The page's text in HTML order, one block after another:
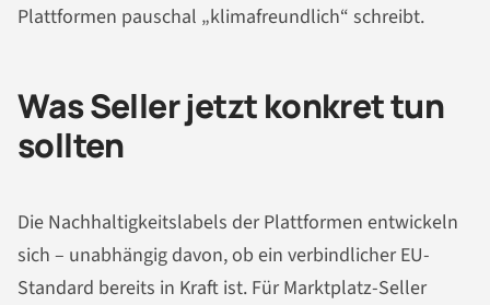
Plattformen pauschal „klimafreundlich“ schreibt.
Was Seller jetzt konkret tun
sollten
Die Nachhaltigkeitslabels der Plattformen entwickeln
sich – unabhängig davon, ob ein verbindlicher EU-
Standard bereits in Kraft ist. Für Marktplatz-Seller